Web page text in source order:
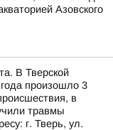
Азовского
В Тверской
года произошло 3
в
травмы
г. Тверь, ул.